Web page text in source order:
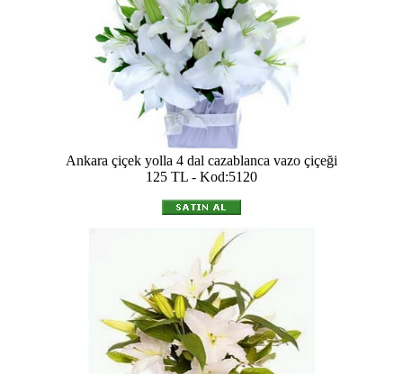
Ankara çiçek yolla 4 dal cazablanca vazo çiçeği
125 TL - Kod:5120